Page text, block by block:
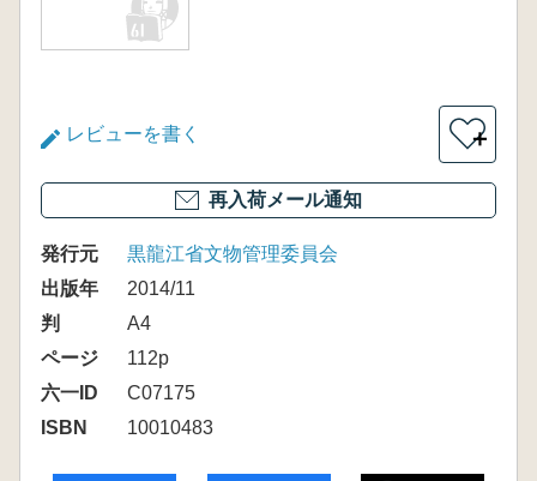
レビューを書く ＋
再入荷メール通知
発行元
黒龍江省文物管理委員会
出版年
2014/11
判
A4
ページ
112p
六一ID
C07175
ISBN
10010483